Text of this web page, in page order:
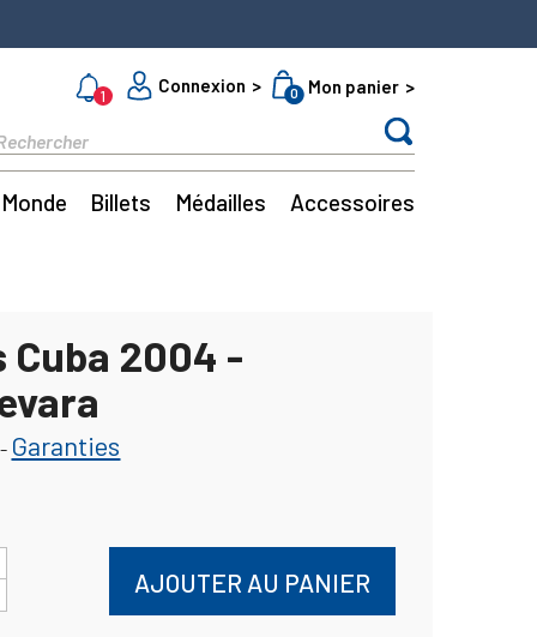
1
Connexion 0 Mon panier
Monde Billets Médailles Accessoires
Cuba 2004 -
Garanties
AJOUTER AU PANIER